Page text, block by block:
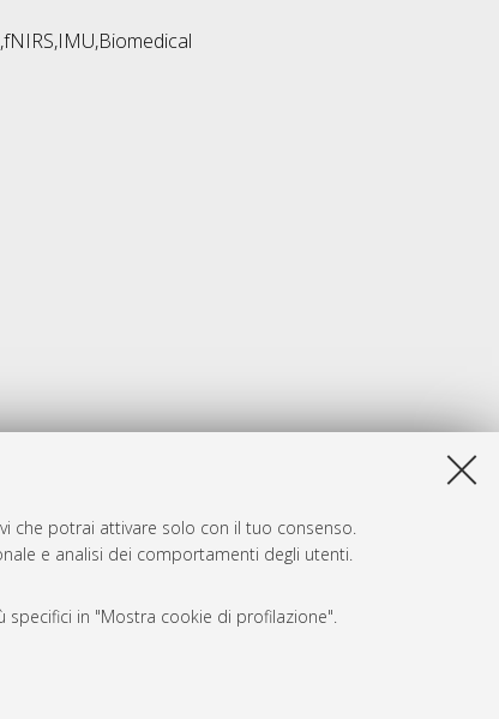
che potrai attivare solo con il tuo consenso.
e analisi dei comportamenti degli utenti.
specifici in "Mostra cookie di profilazione".